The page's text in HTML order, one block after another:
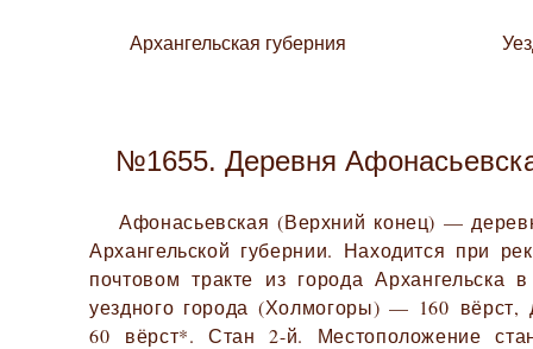
Архангельская губерния
№1655. Деревня
Афонасьевская (Верхний конец) —
Архангельской губернии. Находится при
почтовом тракте из города Архангельска
уездного города (Холмогоры) — 160
60 вёрст*. Стан 2-й. Местоположение